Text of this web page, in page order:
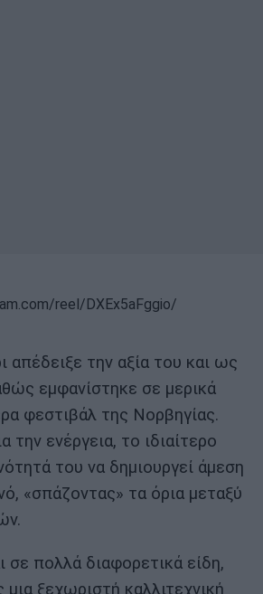
reel/DXEx5aFggio/
απέδειξε την αξία του και ως
εμφανίστηκε σε μερικά
φεστιβάλ της Νορβηγίας.
την ενέργεια, το ιδιαίτερο
του να δημιουργεί άμεση
«σπάζοντας» τα όρια μεταξύ
σε πολλά διαφορετικά είδη,
ξεχωριστή καλλιτεχνική